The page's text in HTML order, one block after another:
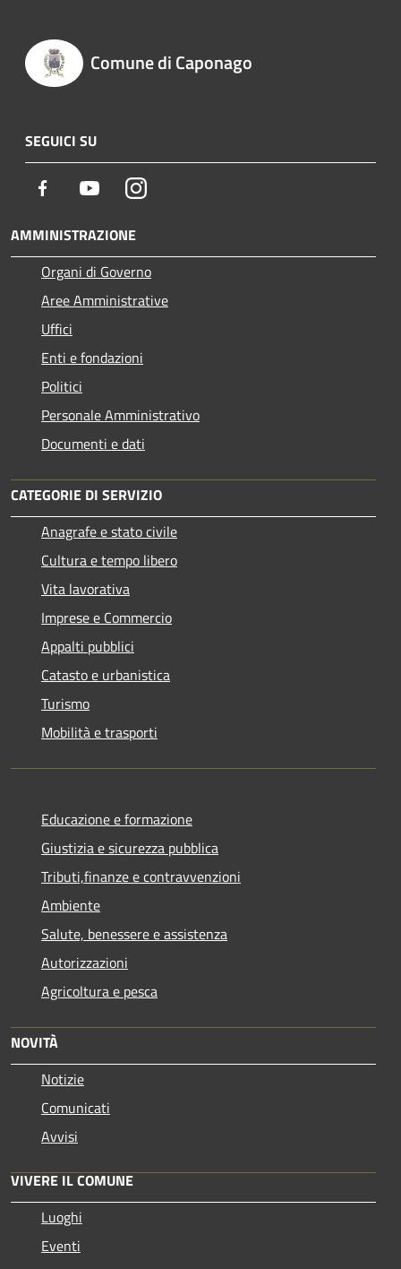
Comune di Caponago
SEGUICI SU
Facebook YoutubeInstagram
AMMINISTRAZIONE
Organi di Governo
Aree Amministrative
Uffici
Enti e fondazioni
Politici
Personale Amministrativo
Documenti e dati
CATEGORIE DI SERVIZIO
Anagrafe e stato civile
Cultura e tempo libero
Vita lavorativa
Imprese e Commercio
Appalti pubblici
Catasto e urbanistica
Turismo
Mobilità e trasporti
Educazione e formazione
Giustizia e sicurezza pubblica
Tributi,finanze e contravvenzioni
Ambiente
Salute, benessere e assistenza
Autorizzazioni
Agricoltura e pesca
NOVITÀ
Notizie
Comunicati
Avvisi
VIVERE IL COMUNE
Luoghi
Eventi